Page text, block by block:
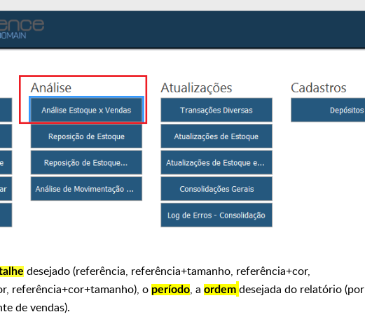
desejado (referência, referência+tamanho, referência+cor,
referência+cor+tamanho), o período, a ordem desejada do relatório (por
de vendas).